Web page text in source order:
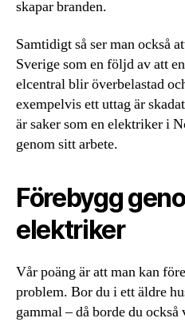
skapar branden.
Samtidigt så ser man också
Sverige som en följd av att
elcentral blir överbelastad
exempelvis ett uttag är
är saker som en elektriker i
genom sitt arbete.
Förebygg
elektriker
Vår poäng är att man kan
problem. Bor du i ett äldre
gammal – då borde du